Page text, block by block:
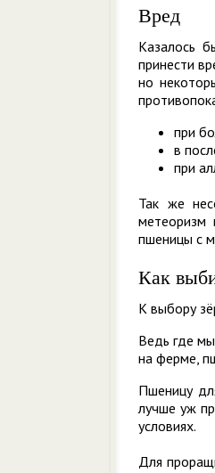
Вред
Казалось
принести
но
при
в
при
Так же
метеоризм
пшеницы с
Как
К выбору
Ведь где
на ферме,
Пшеницу
лучше уж
условиях.
Для